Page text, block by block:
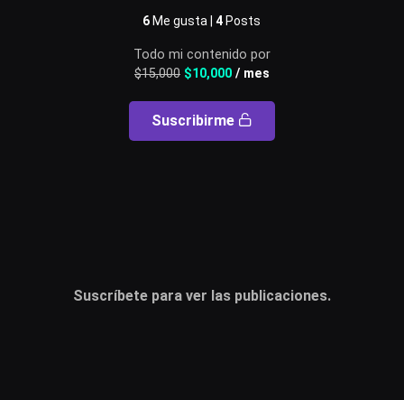
Usuario o email
Contraseña
6 Me gusta |4 Posts
Todo mi contenido por
$15,000 $10,000 / mes
Suscribirme
Suscríbete para ver las publicaciones.